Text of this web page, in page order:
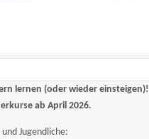
lernen (oder wieder einsteigen)!
ab April 2026.
und Jugendliche: